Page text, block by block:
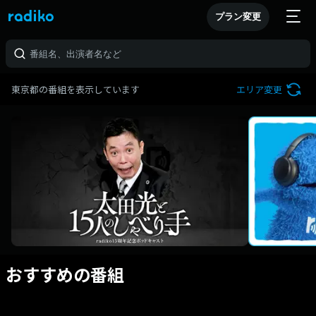
プラン変更
東京都の番組を表示しています エリア変更
おすすめの番組